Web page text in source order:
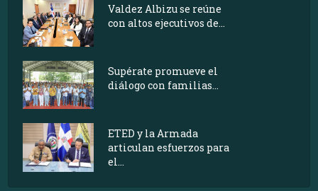
Valdez Albizu se reúne
con altos ejecutivos de...
Supérate promueve el
diálogo con familias...
ETED y la Armada
articulan esfuerzos para
el...